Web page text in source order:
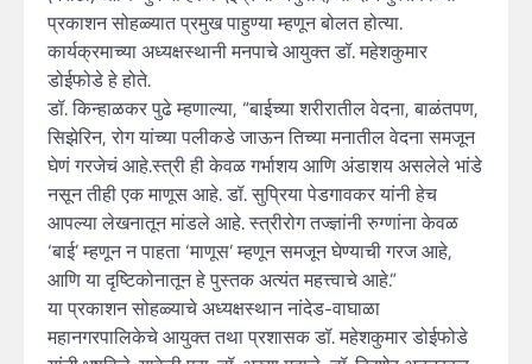
प्रकाशन सोहळ्यात प्रमुख पाहुण्या म्हणून बोलत होत्या.
कार्यक्रमाच्या अध्यक्षस्थानी मनपाचे आयुक्त डॉ. महेशकुमार
डोईफोडे हे होते.
डॉ. किन्हाळकर पुढे म्हणाल्या, “बाईच्या शरीरातील वेदना, बाळंतपण,
सिझेरिन, रोग यांच्या पलीकडे जाऊन तिच्या मनातील वेदना समजून
घेणं गरजेचं आहे.स्त्री ही केवळ गर्भाशय आणि अंडाशय असलेले भांडे
नसून तीही एक माणूस आहे. डॉ. सुप्रिया पेडगावकर यांनी हेच
आपल्या लेखनातून मांडले आहे. स्त्रीरोग तज्ज्ञांनी रुग्णांना केवळ
‘बाई’ म्हणून न पाहता ‘माणूस’ म्हणून समजून घेण्याची गरज आहे,
आणि या दृष्टिकोनातून हे पुस्तक अत्यंत महत्त्वाचे आहे.”
या प्रकाशन सोहळ्याचे अध्यक्षस्थान नांदेड-वाघाळा
महानगरपालिकेचे आयुक्त तथा प्रशासक डॉ. महेशकुमार डोईफोडे